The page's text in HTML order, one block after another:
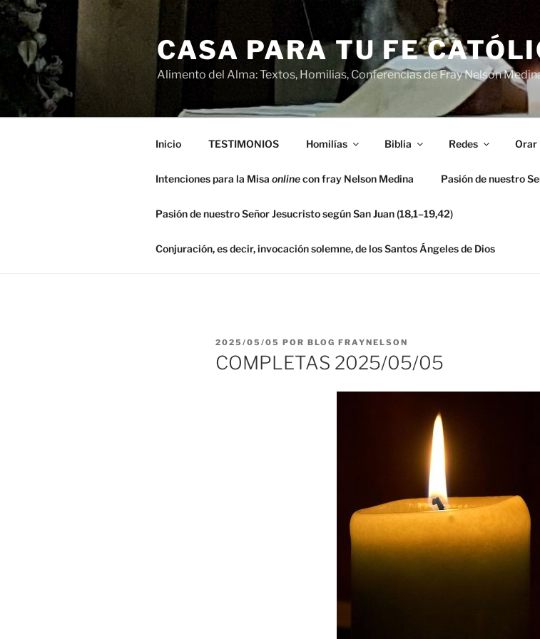
Saltar
contenido
CASA PARA TU FE
Alimento del Alma: Textos, Homilias, Conferencias de Fray Nelson
Inicio TESTIMONIOS Homilías Biblia Redes Orar
Intenciones para la Misa onlinecon fray Nelson Medina Pasión de nuestro
Pasión de nuestro Señor Jesucristo según San Juan (18,1–19,42)
Conjuración, es decir, invocación solemne, de los Santos Ángeles de Dios
PUBLICADO
EL
2025/05/05 POR BLOG FRAYNELSON
COMPLETAS 2025/05/05